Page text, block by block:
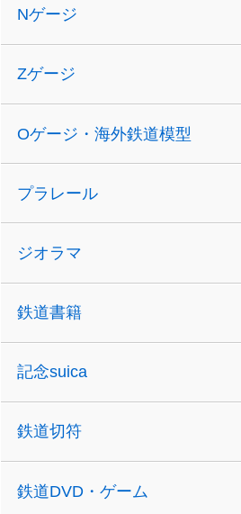
Nゲージ
Zゲージ
Oゲージ・海外鉄道模型
プラレール
ジオラマ
鉄道書籍
記念suica
鉄道切符
鉄道DVD・ゲーム